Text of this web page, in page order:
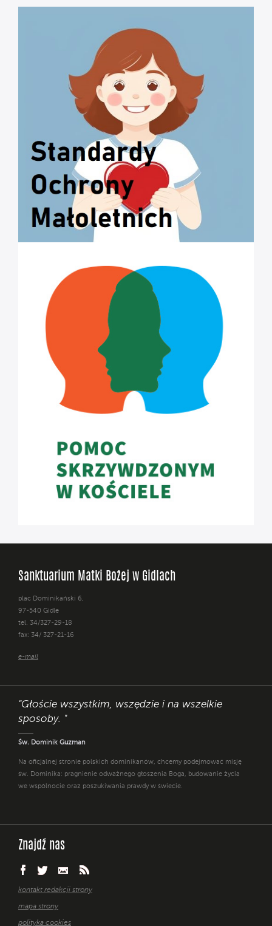
Sanktuarium Matki Bożej w Gidlach
plac Dominikański 6,
97-540 Gidle
tel. 34/327-29-18
fax: 34/ 327-21-16
e-mail
"Głoście wszystkim, wszędzie i na wszelkie
sposoby. "
Św. Dominik Guzman
Na oficjalnej stronie polskich dominikanów, chcemy podejmować misję
św. Dominika: pragnienie odważnego głoszenia Boga, budowanie życia
we wspólnocie oraz poszukiwania prawdy w świecie.
Znajdź nas
kontakt redakcji strony
mapa strony
polityka cookies